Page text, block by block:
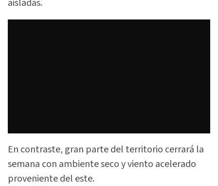
aisladas.
En contraste, gran parte del territorio cerrará la
semana con ambiente seco y viento acelerado
proveniente del este.